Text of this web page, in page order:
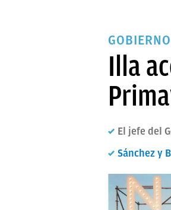
GOBIERNO
Illa
El jefe del
Sánchez y